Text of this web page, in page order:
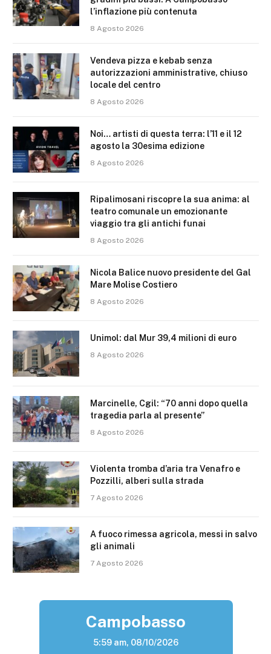
l’inflazione più contenuta
8 Agosto 2026
Vendeva pizza e kebab senza
autorizzazioni amministrative, chiuso
locale del centro
8 Agosto 2026
Noi… artisti di questa terra: l’11 e il 12
agosto la 30esima edizione
8 Agosto 2026
Ripalimosani riscopre la sua anima: al
teatro comunale un emozionante
viaggio tra gli antichi funai
8 Agosto 2026
Nicola Balice nuovo presidente del Gal
Mare Molise Costiero
8 Agosto 2026
Unimol: dal Mur 39,4 milioni di euro
8 Agosto 2026
Marcinelle, Cgil: “70 anni dopo quella
tragedia parla al presente”
8 Agosto 2026
Violenta tromba d’aria tra Venafro e
Pozzilli, alberi sulla strada
7 Agosto 2026
A fuoco rimessa agricola, messi in salvo
gli animali
7 Agosto 2026
Campobasso
5:59 am, 08/10/2026